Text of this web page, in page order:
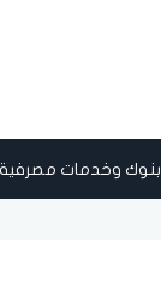
بنوك وخدمات مصرفية